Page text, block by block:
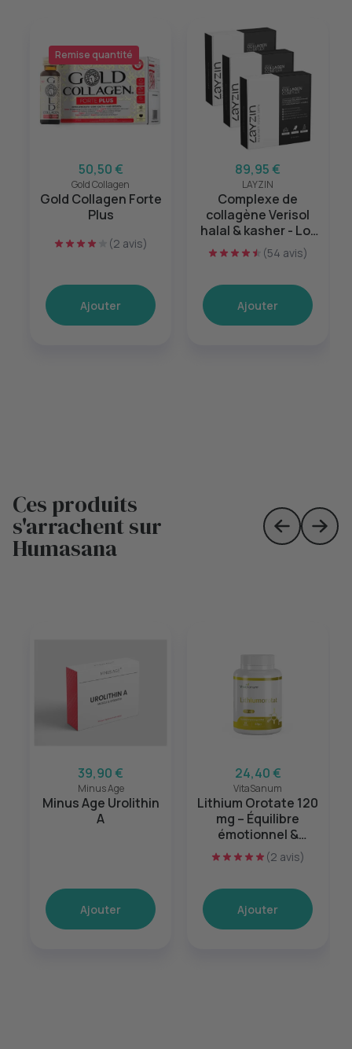
Remise quantité
50,50 €
Gold Collagen
Gold Collagen Forte
Plus
(2 avis)
Ajouter
89,95 €
LAYZIN
Complexe de
collagène Verisol
halal & kasher - Lot
de 3(54 avis)
Ajouter
Ces produits
s'arrachent sur
Humasana Skip toSkip
39,90 €
Minus Age
Minus Age Urolithin
A
Ajouter
24,40 €
VitaSanum
Lithium Orotate 120
mg – Équilibre
émotionnel &
sérénité mentale –
60 gélules
(2 avis)
Ajouter